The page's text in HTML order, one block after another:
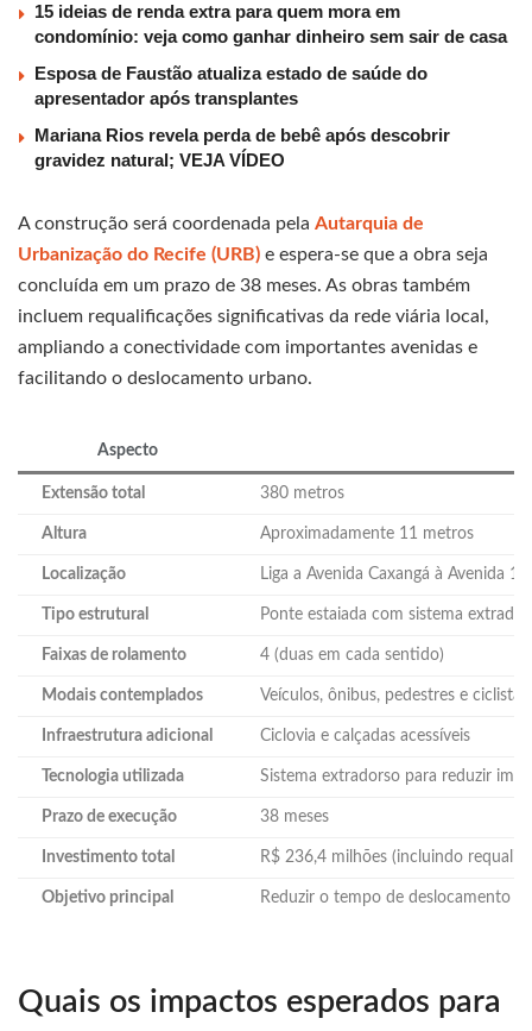
15 ideias de renda extra para quem mora em
condomínio: veja como ganhar dinheiro sem sair de casa
Esposa de Faustão atualiza estado de saúde do
apresentador após transplantes
Mariana Rios revela perda de bebê após descobrir
gravidez natural; VEJA VÍDEO
A construção será coordenada pela Autarquia de
Urbanização do Recife (URB) e espera-se que a obra seja
concluída em um prazo de 38 meses. As obras também
incluem requalificações significativas da rede viária local,
ampliando a conectividade com importantes avenidas e
facilitando o deslocamento urbano.
Aspecto
Extensão total 380 metros
Altura Aproximadamente 11 metros
Localização Liga a Avenida Caxangá à Avenida
Tipo estrutural Ponte estaiada com sistema
Faixas de rolamento 4 (duas em cada sentido)
Modais contemplados Veículos, ônibus, pedestres e ciclistas
Infraestrutura adicional Ciclovia e calçadas acessíveis
Tecnologia utilizada Sistema extradorso para reduzir
Prazo de execução 38 meses
Investimento total R$ 236,4 milhões (incluindo
Objetivo principal Reduzir o tempo de deslocamento
Quais os impactos esperados para